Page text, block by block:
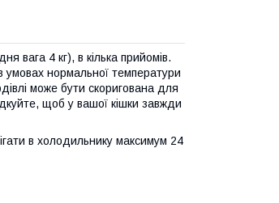
вага 4 кг), в кілька прийомів.
нормальної температури
може бути скоригована для
щоб у вашої кішки завжди
в холодильнику максимум 24